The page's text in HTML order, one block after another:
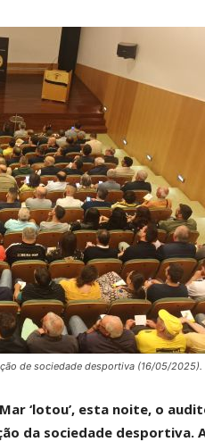
de sociedade desportiva (16/05/2025).
‘lotou’, esta noite, o
da sociedade desportiva.